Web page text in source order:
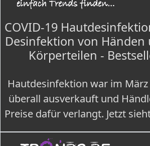
COVID-19
Desinfektion von Händen
Körperteilen -
Hautdesinfektion war im
überall ausverkauft und
Preise dafür verlangt. Jetzt